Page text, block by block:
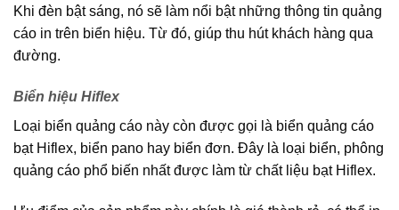
Khi đèn bật sáng, nó sẽ làm nổi bật những thông tin quảng
cáo in trên biển hiệu. Từ đó, giúp thu hút khách hàng qua
đường.
Biển hiệu Hiflex
Loại biển quảng cáo này còn được gọi là biển quảng cáo
bạt Hiflex, biển pano hay biển đơn. Đây là loại biển, phông
quảng cáo phổ biến nhất được làm từ chất liệu bạt Hiflex.